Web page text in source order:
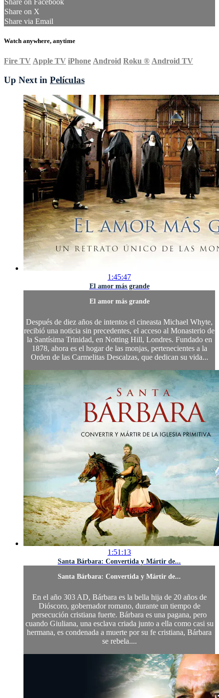
Share on Facebook
Share on X
Share via Email
Watch anywhere, anytime
Fire TV Apple TV iPhone Android Roku ® Android TV
Up Next in Películas
1:45:47
El amor más grande
El amor más grande
Después de diez años de intentos el cineasta Michael Whyte,
recibió una noticia sin precedentes, el acceso al Monasterio de
la Santísima Trinidad, en Notting Hill, Londres. Fundado en
1878, ahora es el hogar de las monjas, pertenecientes a la
Orden de las Carmelitas Descalzas, que dedican su vida...
1:51:13
Santa Bárbara: Convertida y Mártir de...
Santa Bárbara: Convertida y Mártir de...
En el año 303 AD, Bárbara es la bella hija de 20 años de
Dióscoro, gobernador romano, durante un tiempo de
persecución cristiana fuerte. Bárbara es una pagana, pero
cuando Giuliana, una esclava criada junto a ella como casi su
hermana, es condenada a muerte por su fe cristiana, Bárbara
se rebela....